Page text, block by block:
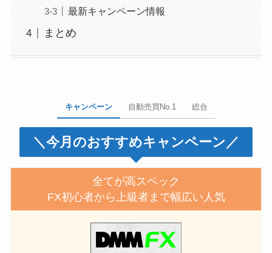
最新キャンペーン情報
まとめ
キャンペーン 自動売買No.1 総合
＼今月のおすすめキャンペーン／
全てが高スペック
FX初心者から上級者まで幅広い人気